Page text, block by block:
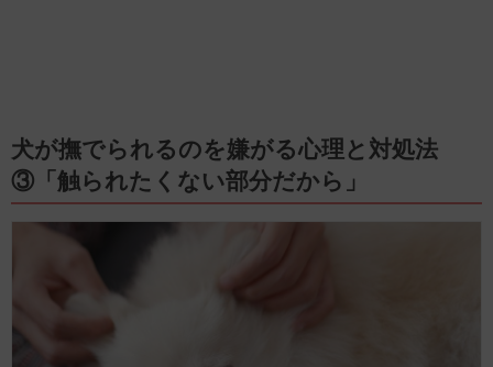
犬が撫でられるのを嫌がる心理と対処法
③「触られたくない部分だから」